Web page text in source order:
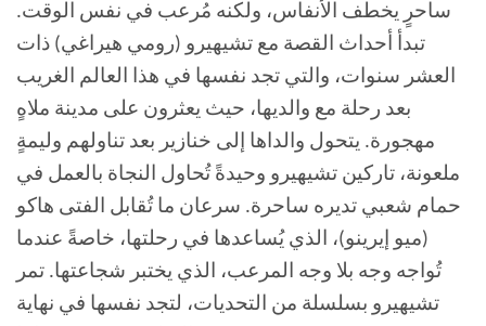
ساحرٍ يخطف الأنفاس، ولكنه مُرعب في نفس الوقت.
تبدأ أحداث القصة مع تشيهيرو (رومي هيراغي) ذات
العشر سنوات، والتي تجد نفسها في هذا العالم الغريب
بعد رحلة مع والديها، حيث يعثرون على مدينة ملاهٍ
مهجورة. يتحول والداها إلى خنازير بعد تناولهم وليمةٍ
ملعونة، تاركين تشيهيرو وحيدةً تُحاول النجاة بالعمل في
حمام شعبي تديره ساحرة. سرعان ما تُقابل الفتى هاكو
(ميو إيرينو)، الذي يُساعدها في رحلتها، خاصةً عندما
تُواجه وجه بلا وجه المرعب، الذي يختبر شجاعتها. تمر
تشيهيرو بسلسلة من التحديات، لتجد نفسها في نهاية